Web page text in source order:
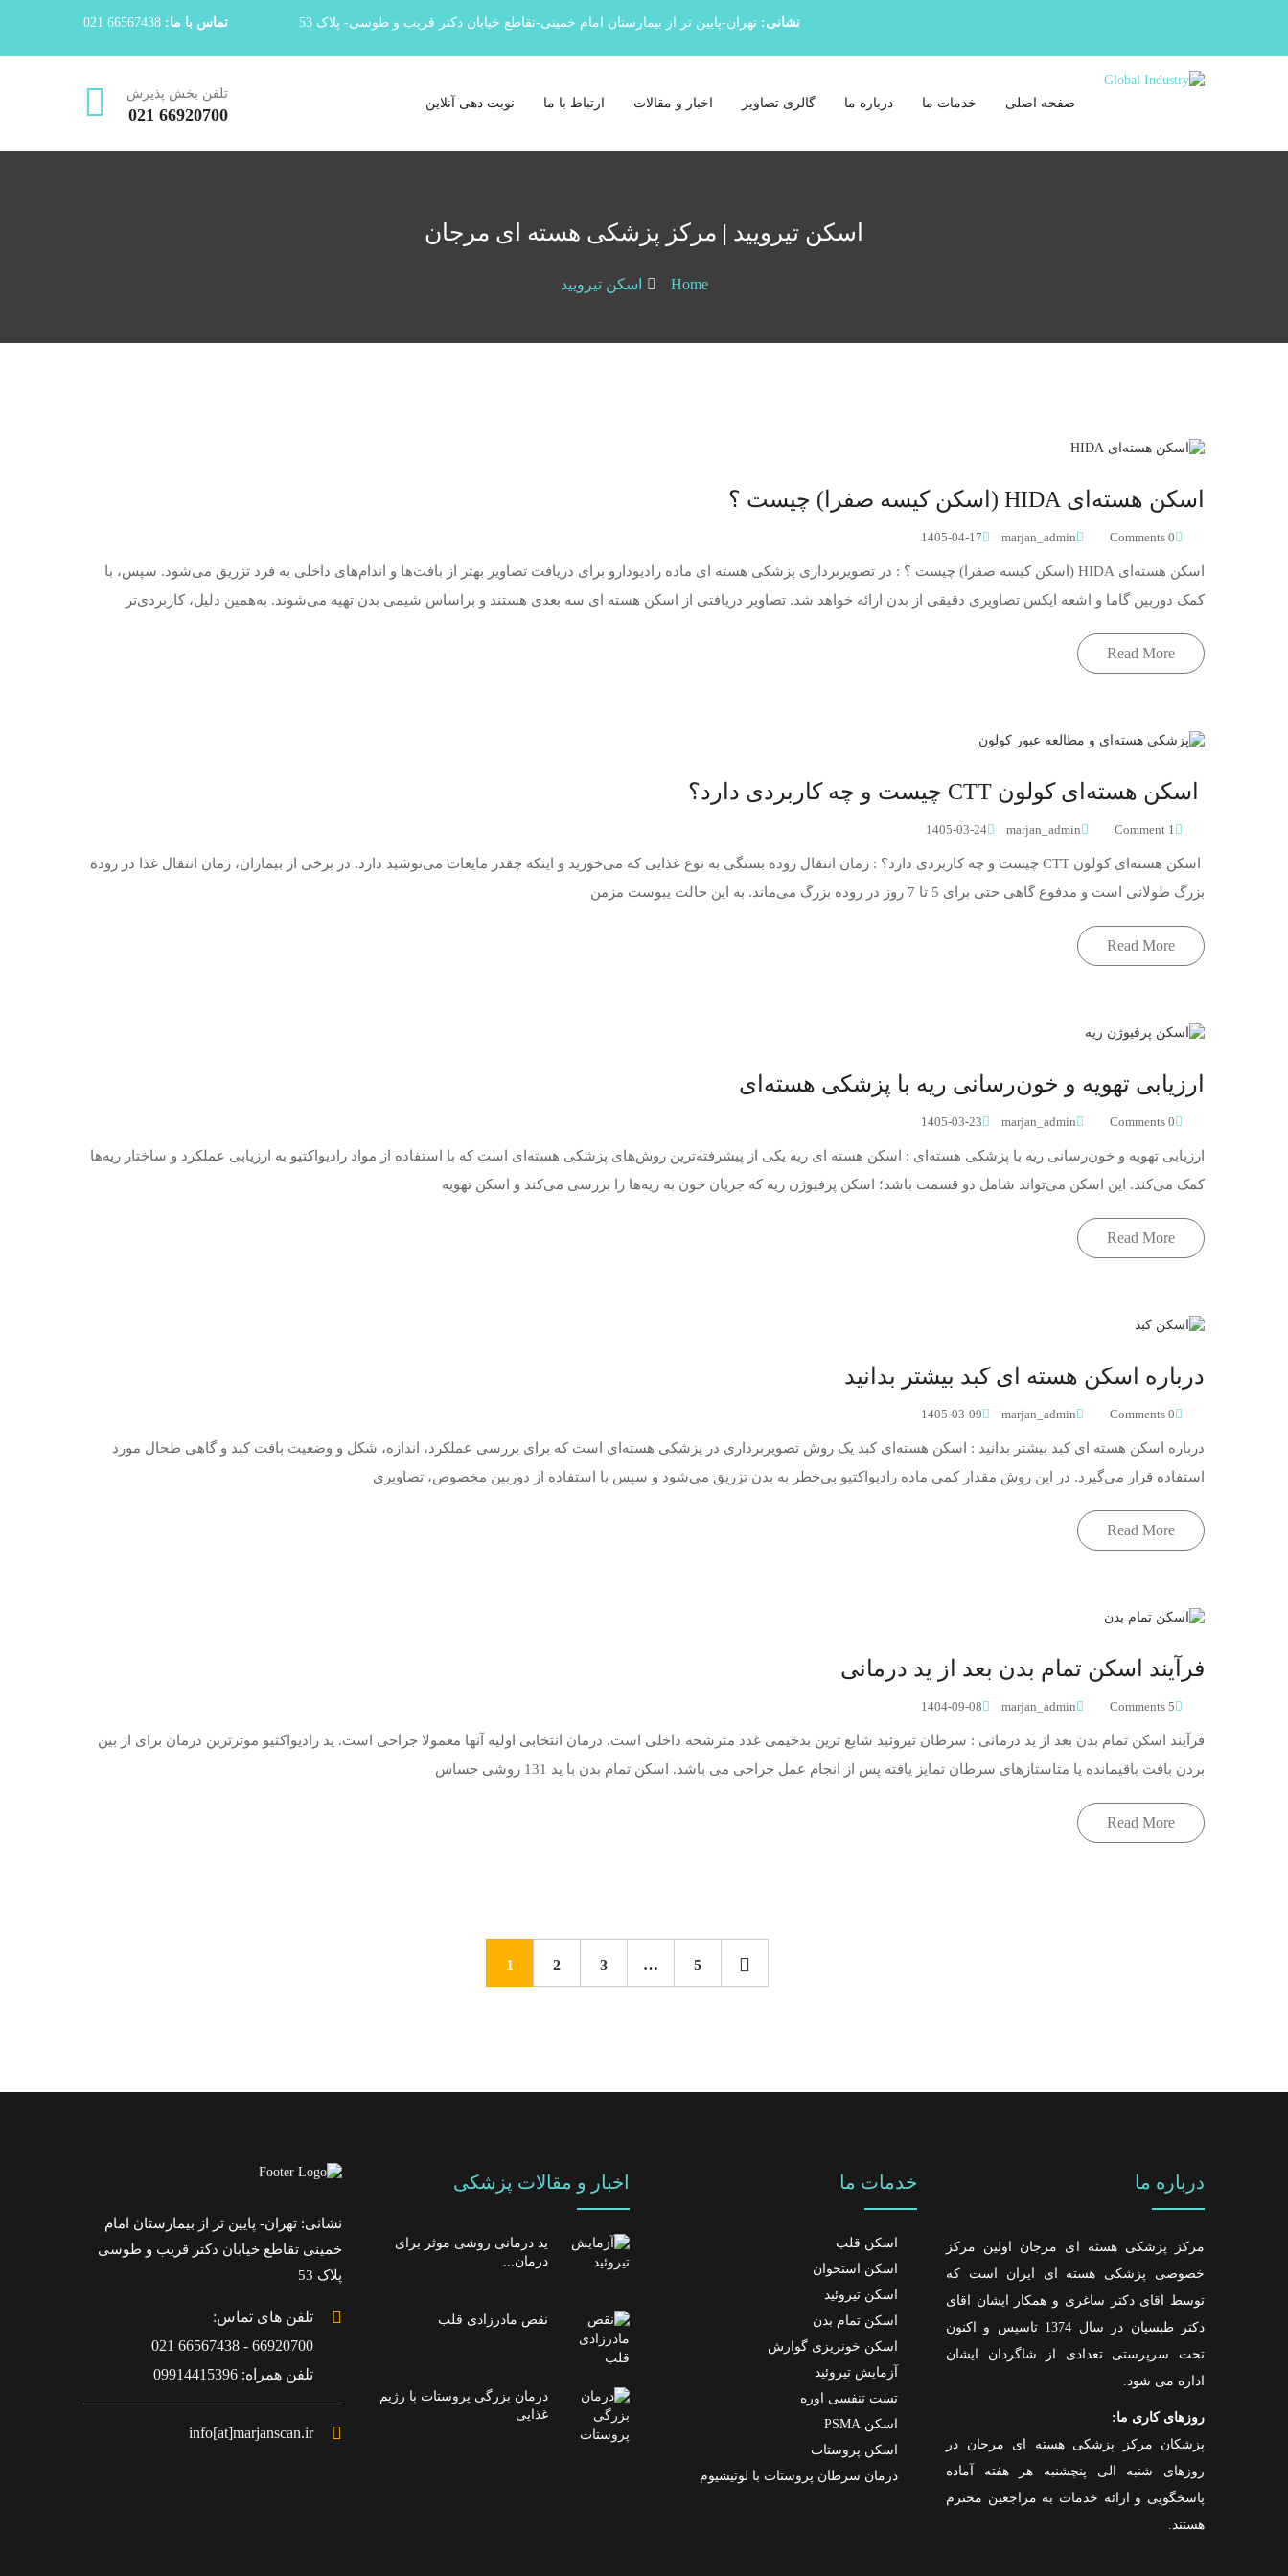
نشانی: تهران-پایین تر از بیمارستان امام خمینی-تقاطع خیابان دکتر قریب و طوسی- پلاک 53 تماس با ما: 66567438 021
صفحه اصلی خدمات ما درباره ما گالری تصاویر اخبار و مقالات ارتباط با ما نوبت دهی آنلاین
تلفن بخش پذیرش
66920700 021
اسکن تیرویید | مرکز پزشکی هسته ای مرجان
Home اسکن تیرویید
اسکن هسته‌ای HIDA (اسکن کیسه صفرا) چیست ؟
0 Comments
marjan_admin
1405-04-17
اسکن هسته‌ای HIDA (اسکن کیسه صفرا) چیست ؟ : در تصویربرداری پزشکی هسته ای ماده رادیودارو برای دریافت تصاویر بهتر از بافت‌ها و اندام‌های داخلی به فرد تزریق می‌شود. سپس، با
کمک دوربین گاما و اشعه ایکس تصاویری دقیقی از بدن ارائه خواهد شد. تصاویر دریافتی از اسکن هسته ای سه بعدی هستند و براساس شیمی بدن تهیه می‌شوند. به‌همین دلیل، کاربردی‌تر
Read More
اسکن هسته‌ای کولون CTT چیست و چه کاربردی دارد؟
1 Comment
marjan_admin
1405-03-24
اسکن هسته‌ای کولون CTT چیست و چه کاربردی دارد؟ : زمان انتقال روده بستگی به نوع غذایی که می‌خورید و اینکه چقدر مایعات می‌نوشید دارد. در برخی از بیماران، زمان انتقال غذا در روده
بزرگ طولانی است و مدفوع گاهی حتی برای 5 تا 7 روز در روده بزرگ می‌ماند. به این حالت یبوست مزمن
Read More
ارزیابی تهویه و خون‌رسانی ریه با پزشکی هسته‌ای
0 Comments
marjan_admin
1405-03-23
ارزیابی تهویه و خون‌رسانی ریه با پزشکی هسته‌ای : اسکن هسته ای ریه یکی از پیشرفته‌ترین روش‌های پزشکی هسته‌ای است که با استفاده از مواد رادیواکتیو به ارزیابی عملکرد و ساختار ریه‌ها
کمک می‌کند. این اسکن می‌تواند شامل دو قسمت باشد؛ اسکن پرفیوژن ریه که جریان خون به ریه‌ها را بررسی می‌کند و اسکن تهویه
Read More
درباره اسکن هسته ای کبد بیشتر بدانید
0 Comments
marjan_admin
1405-03-09
درباره اسکن هسته ای کبد بیشتر بدانید : اسکن هسته‌ای کبد یک روش تصویربرداری در پزشکی هسته‌ای است که برای بررسی عملکرد، اندازه، شکل و وضعیت بافت کبد و گاهی طحال مورد
استفاده قرار می‌گیرد. در این روش مقدار کمی ماده رادیواکتیو بی‌خطر به بدن تزریق می‌شود و سپس با استفاده از دوربین مخصوص، تصاویری
Read More
فرآیند اسکن تمام بدن بعد از ید درمانی
5 Comments
marjan_admin
1404-09-08
فرآیند اسکن تمام بدن بعد از ید درمانی : سرطان تیروئید شایع ترین بدخیمی غدد مترشحه داخلی است. درمان انتخابی اولیه آنها معمولا جراحی است. ید رادیواکتیو موثرترین درمان برای از بین
بردن بافت باقیمانده یا متاستازهای سرطان تمایز یافته پس از انجام عمل جراحی می باشد. اسکن تمام بدن با ید 131 روشی حساس
Read More
1 2 3 … 5
نشانی: تهران- پایین تر از بیمارستان امام
خمینی تقاطع خیابان دکتر قریب و طوسی
پلاک 53
تلفن های تماس:
66920700 - 66567438 021
تلفن همراه: 09914415396
info[at]marjanscan.ir
اخبار و مقالات پزشکی
ید درمانی روشی موثر برای
درمان...
نقص مادرزادی قلب
درمان بزرگی پروستات با رژیم
غذایی
خدمات ما
اسکن قلب
اسکن استخوان
اسکن تیروئید
اسکن تمام بدن
اسکن خونریزی گوارش
آزمایش تیروئید
تست تنفسی اوره
اسکن PSMA
اسکن پروستات
درمان سرطان پروستات با لوتیشیوم
درباره ما
مرکز پزشکی هسته ای مرجان اولین مرکز
خصوصی پزشکی هسته ای ایران است که
توسط اقای دکتر ساغری و همکار ایشان اقای
دکتر طبسیان در سال 1374 تاسیس و اکنون
تحت سرپرستی تعدادی از شاگردان ایشان
اداره می شود.
روزهای کاری ما:
پزشکان مرکز پزشکی هسته ای مرجان در
روزهای شنبه الی پنچشنبه هر هفته آماده
پاسخگویی و ارائه خدمات به مراجعین محترم
هستند.